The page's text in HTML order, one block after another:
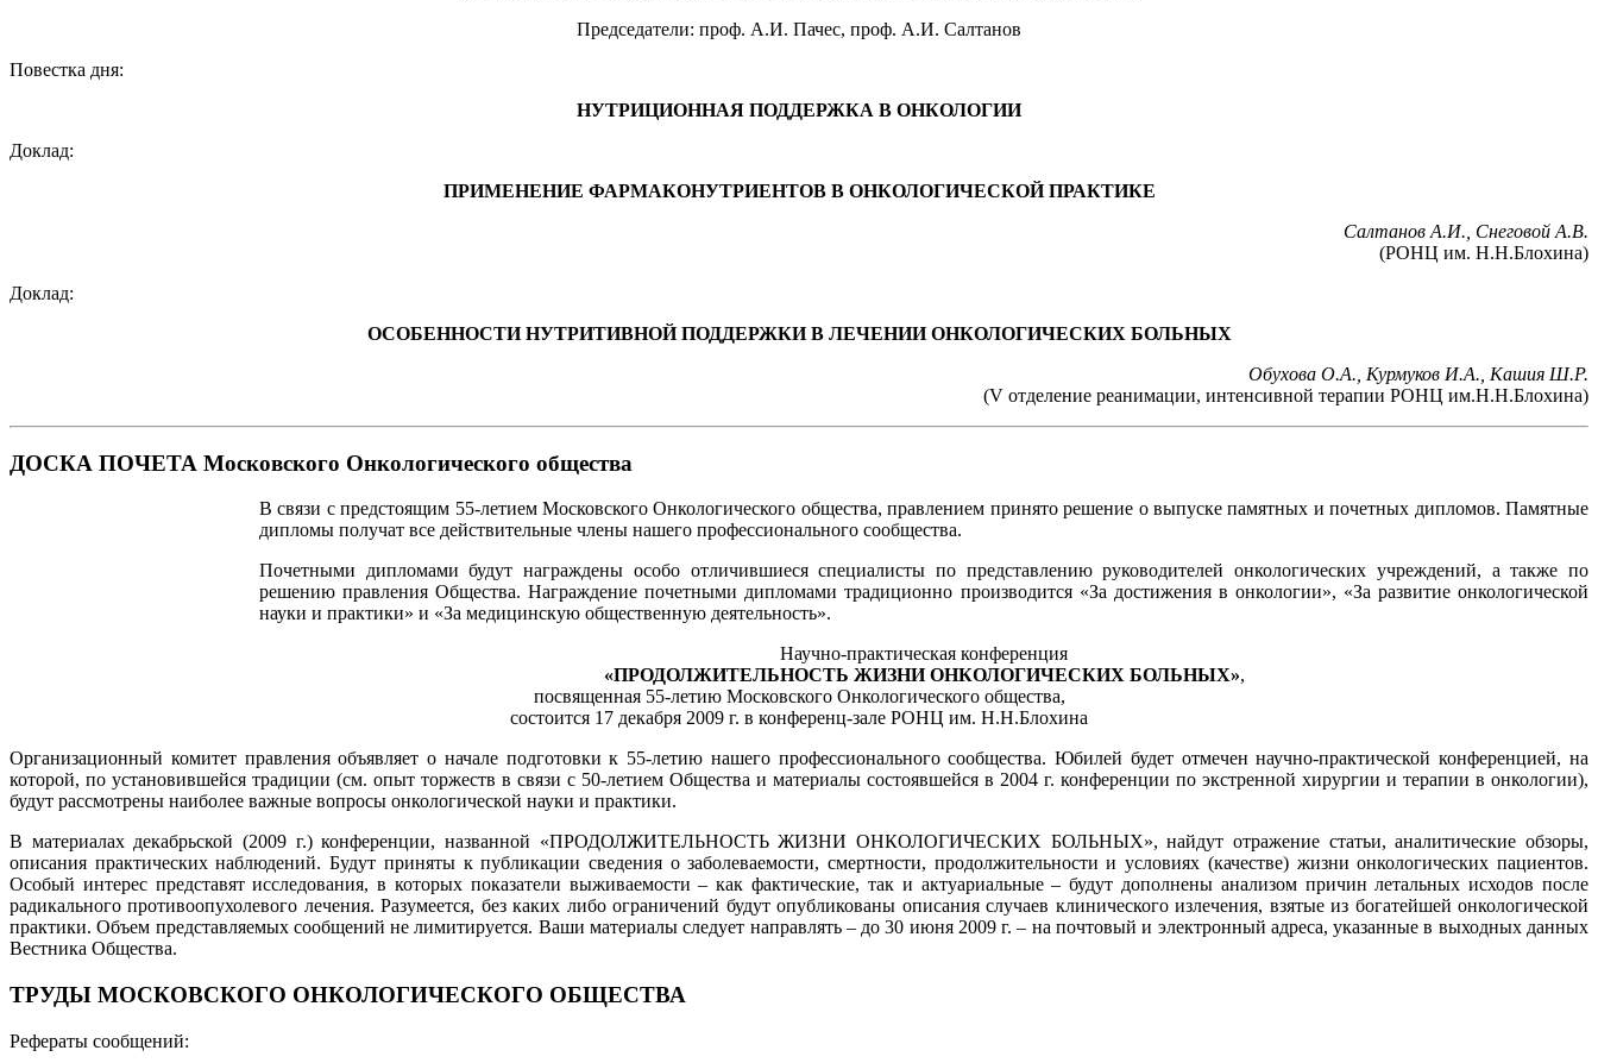
Председатели: проф. А.И. Пачес, проф. А.И. Салтанов
Повестка дня:
НУТРИЦИОННАЯ ПОДДЕРЖКА В ОНКОЛОГИИ
Доклад:
ПРИМЕНЕНИЕ ФАРМАКОНУТРИЕНТОВ В ОНКОЛОГИЧЕСКОЙ ПРАКТИКЕ
Салтанов А.И., Снеговой А.В.
(РОНЦ им. Н.Н.Блохина)
Доклад:
ОСОБЕННОСТИ НУТРИТИВНОЙ ПОДДЕРЖКИ В ЛЕЧЕНИИ ОНКОЛОГИЧЕСКИХ БОЛЬНЫХ
Обухова О.А., Курмуков И.А., Кашия Ш.Р.
(V отделение реанимации, интенсивной терапии РОНЦ им.Н.Н.Блохина)
ДОСКА ПОЧЕТА Московского Онкологического общества
В связи с предстоящим 55-летием Московского Онкологического общества, правлением принято решение о выпуске памятных и почетных дипломов. Памятные
дипломы получат все действительные члены нашего профессионального сообщества.
Почетными дипломами будут награждены особо отличившиеся специалисты по представлению руководителей онкологических учреждений, а также по
решению правления Общества. Награждение почетными дипломами традиционно производится «За достижения в онкологии», «За развитие онкологической
науки и практики» и «За медицинскую общественную деятельность».
Научно-практическая конференция
«ПРОДОЛЖИТЕЛЬНОСТЬ ЖИЗНИ ОНКОЛОГИЧЕСКИХ БОЛЬНЫХ»,
посвященная 55-летию Московского Онкологического общества,
состоится 17 декабря 2009 г. в конференц-зале РОНЦ им. Н.Н.Блохина
Организационный комитет правления объявляет о начале подготовки к 55-летию нашего профессионального сообщества. Юбилей будет отмечен научно-практической конференцией, на
которой, по установившейся традиции (см. опыт торжеств в связи с 50-летием Общества и материалы состоявшейся в 2004 г. конференции по экстренной хирургии и терапии в онкологии),
будут рассмотрены наиболее важные вопросы онкологической науки и практики.
В материалах декабрьской (2009 г.) конференции, названной «ПРОДОЛЖИТЕЛЬНОСТЬ ЖИЗНИ ОНКОЛОГИЧЕСКИХ БОЛЬНЫХ», найдут отражение статьи, аналитические обзоры,
описания практических наблюдений. Будут приняты к публикации сведения о заболеваемости, смертности, продолжительности и условиях (качестве) жизни онкологических пациентов.
Особый интерес представят исследования, в которых показатели выживаемости – как фактические, так и актуариальные – будут дополнены анализом причин летальных исходов после
радикального противоопухолевого лечения. Разумеется, без каких либо ограничений будут опубликованы описания случаев клинического излечения, взятые из богатейшей онкологической
практики. Объем представляемых сообщений не лимитируется. Ваши материалы следует направлять – до 30 июня 2009 г. – на почтовый и электронный адреса, указанные в выходных данных
Вестника Общества.
ТРУДЫ МОСКОВСКОГО ОНКОЛОГИЧЕСКОГО ОБЩЕСТВА
Рефераты сообщений: